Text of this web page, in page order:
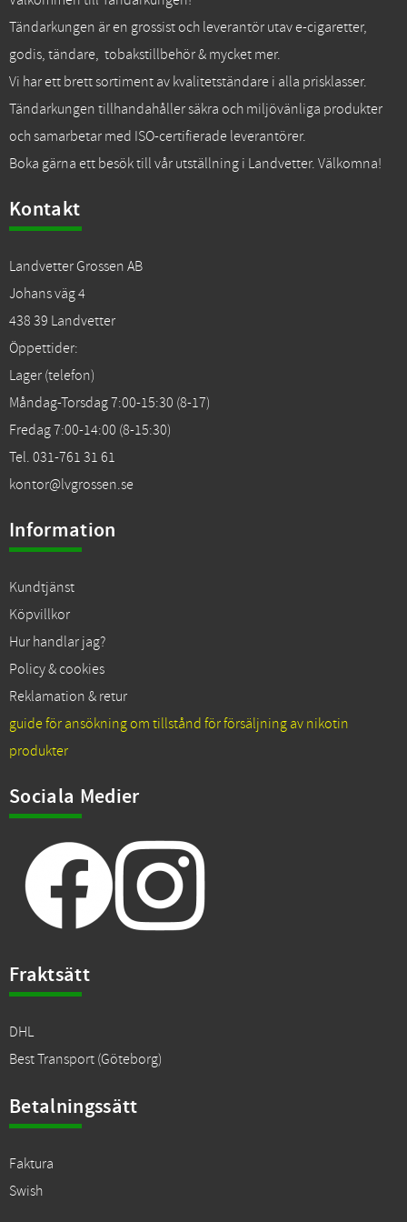
Tändarkungen är en grossist och leverantör utav e-cigaretter,
godis, tändare, tobakstillbehör & mycket mer.
Vi har ett brett sortiment av kvalitetständare i alla prisklasser.
Tändarkungen tillhandahåller säkra och miljövänliga produkter
och samarbetar med ISO-certifierade leverantörer.
Boka gärna ett besök till vår utställning i Landvetter. Välkomna!
Kontakt
Landvetter Grossen AB
Johans väg 4
438 39 Landvetter
Öppettider:
Lager (telefon)
Måndag-Torsdag 7:00-15:30 (8-17)
Fredag 7:00-14:00 (8-15:30)
Tel. 031-761 31 61
kontor@lvgrossen.se
Information
Kundtjänst
Köpvillkor
Hur handlar jag?
Policy & cookies
Reklamation & retur
guide för ansökning om tillstånd för försäljning av nikotin
produkter
Sociala Medier
Fraktsätt
DHL
Best Transport (Göteborg)
Betalningssätt
Faktura
Swish